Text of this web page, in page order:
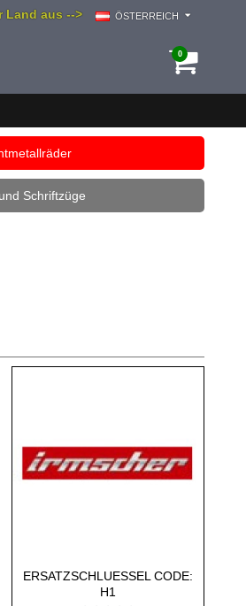
Land aus --> ÖSTERREICH
0
Schriftzüge
ERSATZSCHLUESSEL CODE:
H1